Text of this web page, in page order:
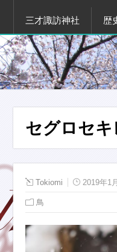
三才諏訪神社 歴
セグロセキ
Tokiomi 2019年1
鳥